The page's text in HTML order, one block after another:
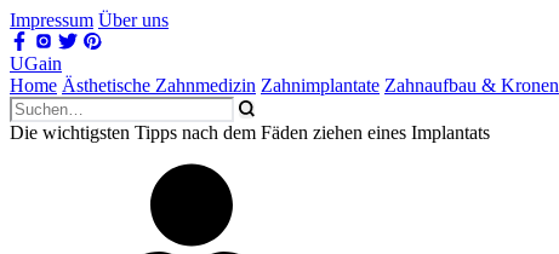
Impressum Über uns
UGain
Home Ästhetische Zahnmedizin Zahnimplantate Zahnaufbau & Kronen
Die wichtigsten Tipps nach dem Fäden ziehen eines Implantats